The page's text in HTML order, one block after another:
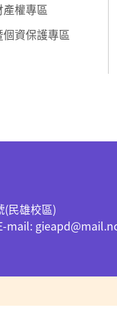
權專區
資保護專區
(民雄校區)
mail: